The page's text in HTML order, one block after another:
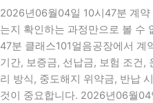
2026년06월04일 10시47분 계
는지 확인하는 과정만으로 볼 수
47분 클래스101얼음공장에서 계
기간, 보증금, 선납금, 보험 조건,
리 방식, 중도해지 위약금, 반납
것이 중요합니다. 2026년06월